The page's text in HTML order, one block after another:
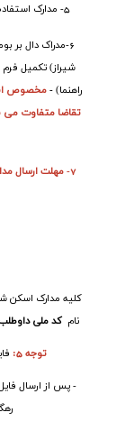
5- مدارک استفاده از معافیت سنی براساس خود اظهاری در حین ثبت نام
6-مدراک دال بر
شیراز) تکمیل
راهنما)-مخصوص
تقاضا متفاوت می
7- مهلت ارسال مدارک از تاریخ 1403/12/15 لغایت 1403/12/16 می باشد.
کلیه مدارک
نامکد ملی
توجه 5:
- پس از ارسال